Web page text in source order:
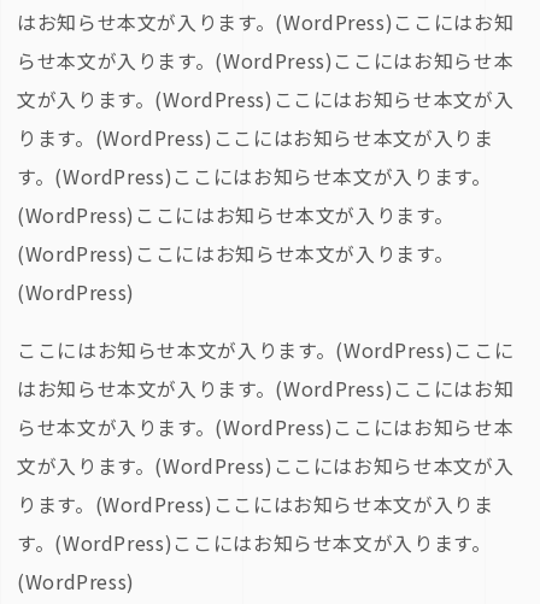
はお知らせ本文が入ります。(WordPress)ここにはお知
らせ本文が入ります。(WordPress)ここにはお知らせ本
文が入ります。(WordPress)ここにはお知らせ本文が入
ります。(WordPress)ここにはお知らせ本文が入りま
す。(WordPress)ここにはお知らせ本文が入ります。
(WordPress)ここにはお知らせ本文が入ります。
(WordPress)ここにはお知らせ本文が入ります。
(WordPress)
ここにはお知らせ本文が入ります。(WordPress)ここに
はお知らせ本文が入ります。(WordPress)ここにはお知
らせ本文が入ります。(WordPress)ここにはお知らせ本
文が入ります。(WordPress)ここにはお知らせ本文が入
ります。(WordPress)ここにはお知らせ本文が入りま
す。(WordPress)ここにはお知らせ本文が入ります。
(WordPress)